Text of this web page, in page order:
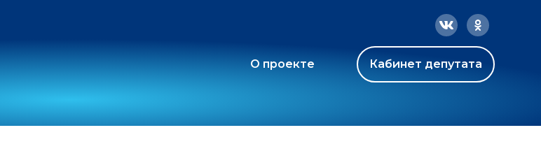
О проекте Кабинет депутата